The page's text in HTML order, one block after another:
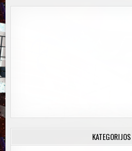
KATEGORIJOS